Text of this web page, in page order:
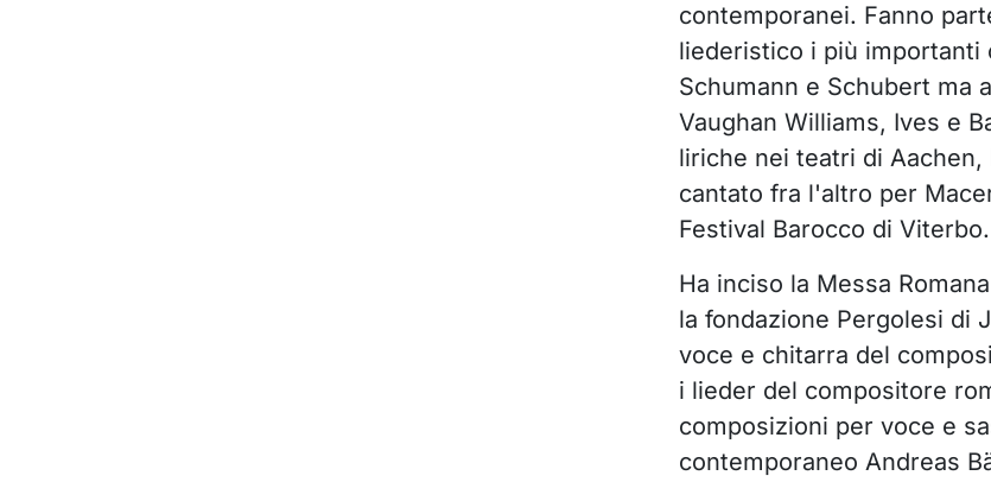
contemporanei. Fanno
liederistico i più
Schumann e Schubert ma
Vaughan Williams, Ives e
liriche nei teatri di
cantato fra l'altro per
Festival Barocco di Viterbo.
Ha inciso la Messa
la fondazione Pergolesi di
voce e chitarra del
i lieder del compositore
composizioni per voce e
contemporaneo Andreas